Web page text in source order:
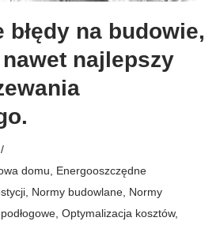
błędy na budowie,
najlepszy
domu
Energooszczędne
Normy budowlane Normy
Optymalizacja kosztów,